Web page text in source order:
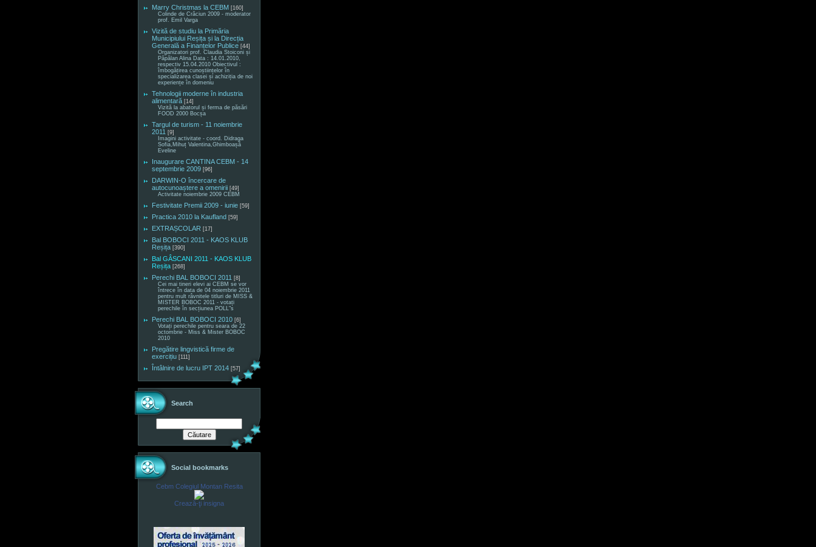
Marry Christmas la CEBM [160]
Colinde de Crăciun 2009 - moderator
prof. Emil Varga
Vizită de studiu la Primăria
Municipiului Reșița și la Direcția
Generală a Finanțelor Publice [44]
Organizatori prof. Claudia Stoiconi și
Păpălan Alina Data : 14.01.2010,
respectiv 15.04.2010 Obiectivul :
îmbogățirea cunoștiințelor în
specializarea clasei și achiziția de noi
experiențe în domeniu
Tehnologii moderne în industria
alimentară [14]
Vizită la abatorul și ferma de păsări
FOOD 2000 Bocșa
Targul de turism - 11 noiembrie
2011 [9]
Imagini activitate - coord. Didraga
Sofia,Mihuț Valentina,Ghimboașă
Eveline
Inaugurare CANTINA CEBM - 14
septembrie 2009 [96]
DARWIN-O încercare de
autocunoaștere a omenirii [49]
Activitate noiembrie 2009 CEBM
Festivitate Premii 2009 - iunie [59]
Practica 2010 la Kaufland [59]
EXTRAȘCOLAR [17]
Bal BOBOCI 2011 - KAOS KLUB
Reșița [390]
Bal GÂSCANI 2011 - KAOS KLUB
Reșița [268]
Perechi BAL BOBOCI 2011 [8]
Cei mai tineri elevi ai CEBM se vor
întrece în data de 04 noiembrie 2011
pentru mult râvnitele titluri de MISS &
MISTER BOBOC 2011 - votați
perechile în secțiunea POLL"s
Perechi BAL BOBOCI 2010 [6]
Votați perechile pentru seara de 22
octombrie - Miss & Mister BOBOC
2010
Pregătire lingvistică firme de
exercițiu [111]
Întâlnire de lucru IPT 2014 [57]
Search
Social bookmarks
Cebm Colegiul Montan Resita
Crează-ţi insigna